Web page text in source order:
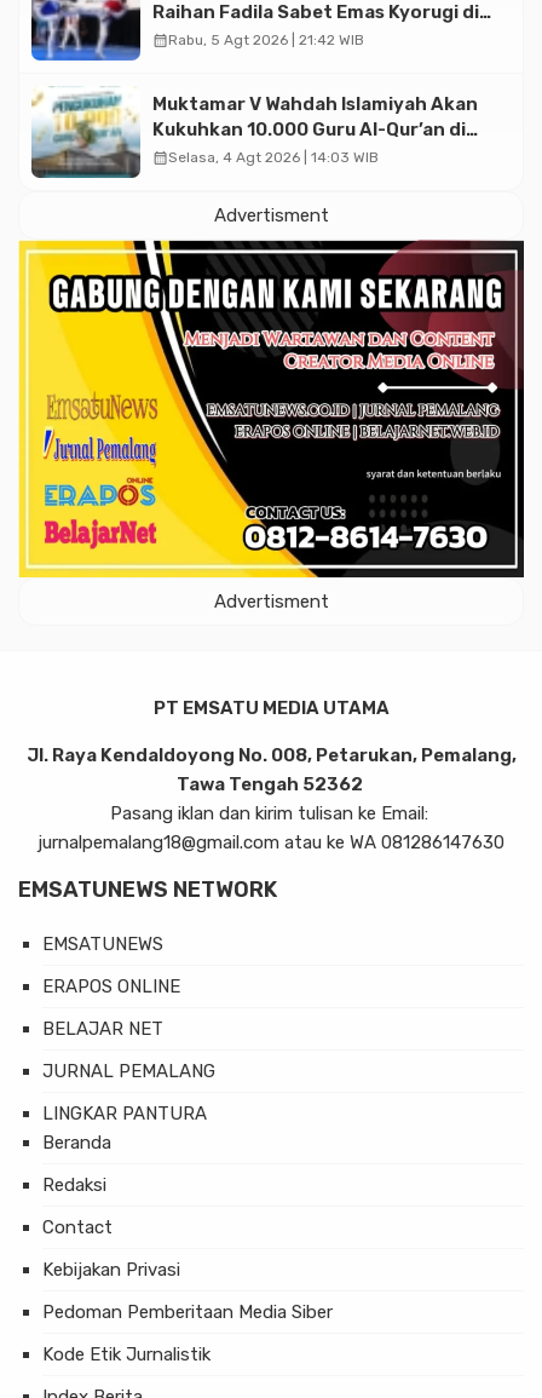
Raihan Fadila Sabet Emas Kyorugi di
Asian Taekwondo Indonesia Open
calendar_monthRabu, 5 Agt 2026 | 21:42 WIB
Muktamar V Wahdah Islamiyah Akan
Kukuhkan 10.000 Guru Al-Qur’an di
Masjid Istiqlal
calendar_monthSelasa, 4 Agt 2026 | 14:03 WIB
Advertisment
Advertisment
PT EMSATU MEDIA UTAMA
Jl. Raya Kendaldoyong No. 008, Petarukan, Pemalang,
Tawa Tengah 52362
Pasang iklan dan kirim tulisan ke Email:
jurnalpemalang18@gmail.com atau ke WA 081286147630
EMSATUNEWS NETWORK
EMSATUNEWS
ERAPOS ONLINE
BELAJAR NET
JURNAL PEMALANG
LINGKAR PANTURA
Beranda
Redaksi
Contact
Kebijakan Privasi
Pedoman Pemberitaan Media Siber
Kode Etik Jurnalistik